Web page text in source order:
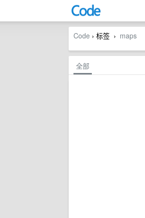
Code › 标签 › maps
全部